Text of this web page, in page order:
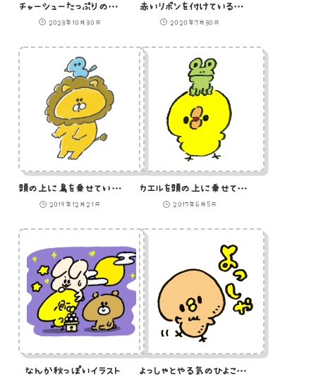
チャーシューたっぷりの豚骨ラーメンを食べるひよこ
2023年10月30日
赤いリボンを付けている白ヤギのイラスト
2020年7月30日
頭の上に鳥を乗せているライオンのイラスト
2019年12月21日
カエルを頭の上に乗せているひよこのイラスト
2017年6月5日
なんか秋っぽいイラスト よっしゃとやる気のひよこのイラスト